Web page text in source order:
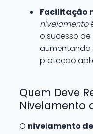
Facilitação
nivelamento
o sucesso de
aumentando
proteção
Quem Deve
Nivelamento
O nivelamento